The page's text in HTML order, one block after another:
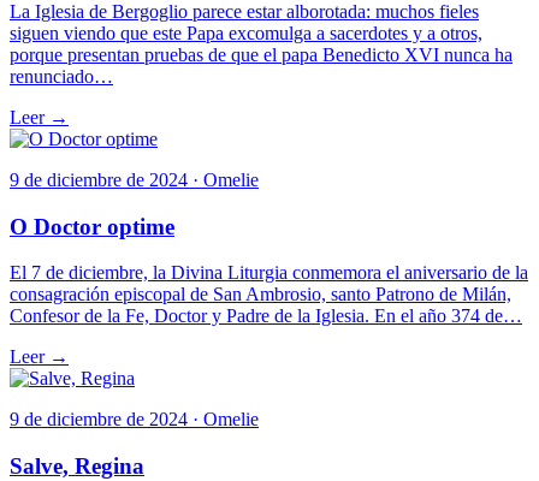
La Iglesia de Bergoglio parece estar alborotada: muchos fieles
siguen viendo que este Papa excomulga a sacerdotes y a otros,
porque presentan pruebas de que el papa Benedicto XVI nunca ha
renunciado…
Leer →
9 de diciembre de 2024 · Omelie
O Doctor optime
El 7 de diciembre, la Divina Liturgia conmemora el aniversario de la
consagración episcopal de San Ambrosio, santo Patrono de Milán,
Confesor de la Fe, Doctor y Padre de la Iglesia. En el año 374 de…
Leer →
9 de diciembre de 2024 · Omelie
Salve, Regina